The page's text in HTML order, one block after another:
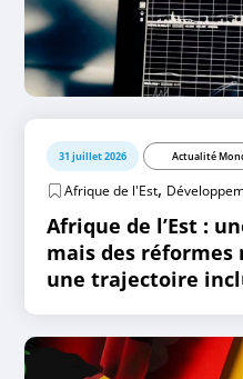
31 juillet 2026 Actualité
Afrique de l'Est,
Afrique de l’Est :
mais des réformes
une trajectoire